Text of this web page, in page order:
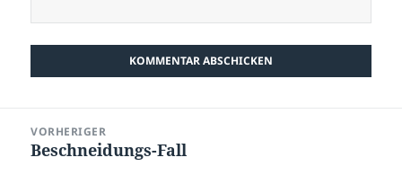
VORHERIGER
Vorheriger
Beschneidungs-Fall